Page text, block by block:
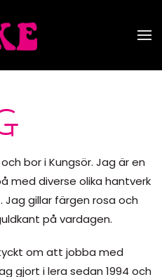
bor i Kungsör. Jag är en
med diverse olika hantverk
gillar färgen rosa och
på vardagen.
om att jobba med
gjort i lera sedan 1994 och